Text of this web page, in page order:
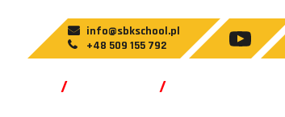
info@sbkschool.pl
+48 509 155 792